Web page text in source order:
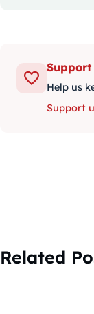
Help us
Support
Related